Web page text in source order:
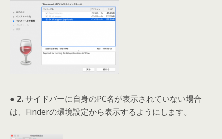
● 2.サイドバーに自身のPC名が表示されていない場合
は、Finderの環境設定から表示するようにします。